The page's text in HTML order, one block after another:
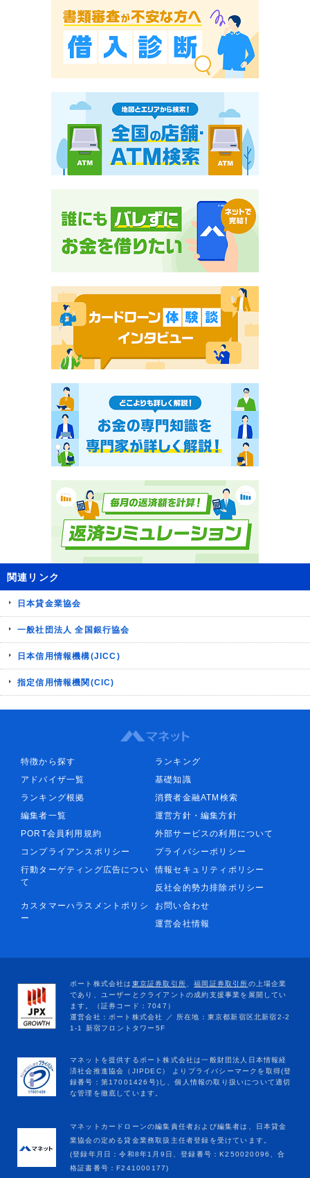
関連リンク
日本貸金業協会
一般社団法人 全国銀行協会
日本信用情報機構(JICC)
指定信用情報機関(CIC)
特徴から探す
ランキング
アドバイザ一覧
基礎知識
ランキング根拠
消費者金融ATM検索
編集者一覧
運営方針・編集方針
PORT会員利用規約
外部サービスの利用について
コンプライアンスポリシー
プライバシーポリシー
行動ターゲティング広告につい
て
情報セキュリティポリシー
反社会的勢力排除ポリシー
カスタマーハラスメントポリシ
ー
お問い合わせ
運営会社情報
マネットカードローンの編集責任者および編集者は、日本貸金
業協会の定める貸金業務取扱主任者登録を受けています。
(登録年月日：令和8年1月9日、登録番号：K250020096、合
格証書番号：F241000177)